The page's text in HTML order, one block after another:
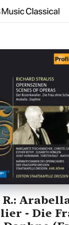
- Die